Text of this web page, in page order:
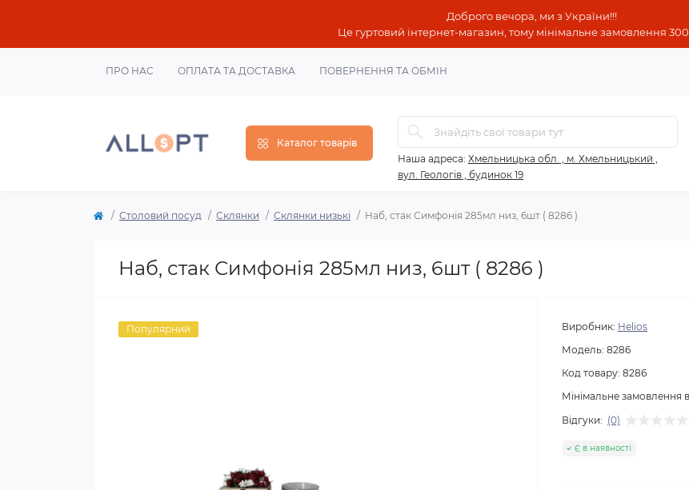
Доброго вечора, ми з України!!!
Це гуртовий інтернет-магазин, тому мінімальне замовлення
ПРО НАС ОПЛАТА ТА ДОСТАВКА ПОВЕРНЕННЯ ТА ОБМІН
Каталог товарів
Наша адреса: Хмельницька обл. , м. Хмельницький ,
вул. Геологів , будинок 19
Столовий посуд Склянки Склянки низькі Наб, стак Симфонія 285мл низ, 6шт ( 8286 )
Наб, стак Симфонія 285мл низ, 6шт ( 8286 )
Популярний Виробник: Helios
Модель: 8286
Код товару: 8286
Мінімальне замовлення
Відгуки: (0)
Є в наявності